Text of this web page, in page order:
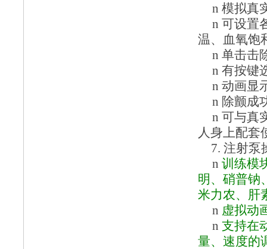
n 模拟真
n 可设置
温、血氧饱
n 单击击
n 有按键
n 动画显
n 除颤成
n 可与真
人身上配套
7. 注射泵
n 训练模
明、硝普钠
米力农、肝
n 虚拟动
n 支持在
量、速度的